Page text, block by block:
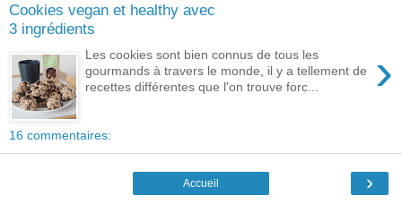
Cookies vegan et healthy avec
3 ingrédients
›
Les cookies sont bien connus de tous les
gourmands à travers le monde, il y a tellement de
recettes différentes que l'on trouve forc...
16 commentaires:
›
Accueil